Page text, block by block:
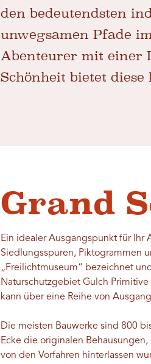
den bedeutendsten
unwegsamen Pfade
Abenteurer mit einer
Schönheit bietet diese
Grand
Ein idealer Ausgangspunkt für Ihr
Siedlungsspuren, Piktogrammen
„Freilichtmuseum“ bezeichnet
Naturschutzgebiet Gulch
kann über eine Reihe von
Die meisten Bauwerke sind 800
Ecke die originalen
von den Vorfahren hinterlassen